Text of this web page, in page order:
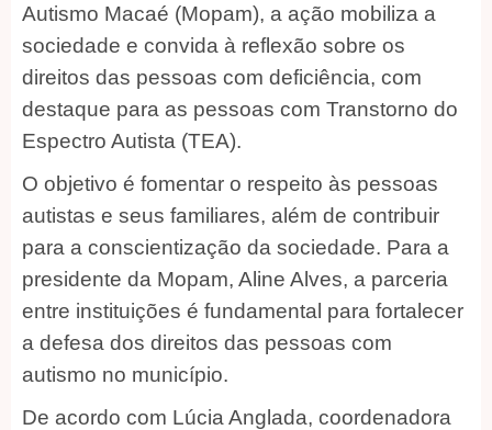
Autismo Macaé (Mopam), a ação mobiliza a
sociedade e convida à reflexão sobre os
direitos das pessoas com deficiência, com
destaque para as pessoas com Transtorno do
Espectro Autista (TEA).
O objetivo é fomentar o respeito às pessoas
autistas e seus familiares, além de contribuir
para a conscientização da sociedade. Para a
presidente da Mopam, Aline Alves, a parceria
entre instituições é fundamental para fortalecer
a defesa dos direitos das pessoas com
autismo no município.
De acordo com Lúcia Anglada, coordenadora